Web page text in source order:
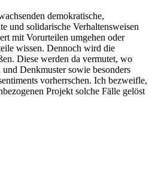
demokratische,
und solidarische Verhaltensweisen
mit Vorurteilen umgehen oder
wissen. Dennoch wird die
Diese werden da vermutet, wo
Denkmuster sowie besonders
vorherrschen. Ich bezweifle,
Projekt solche Fälle gelöst